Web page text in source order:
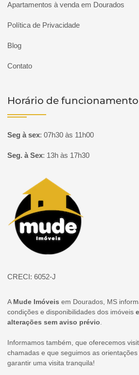
Apartamentos à venda em Dourados
Política de Privacidade
Blog
Contato
Horário de funcionamento
Seg à sex: 07h30 às 11h00
Seg. à Sex: 13h às 17h30
Página inicial
CRECI: 6052-J
A Mude Imóveis em Dourados, MS
condições e disponibilidades dos imóveis
alterações sem aviso prévio
Informamos também, que oferecemos
chamadas e que seguimos as
garantir uma visita tranquila!